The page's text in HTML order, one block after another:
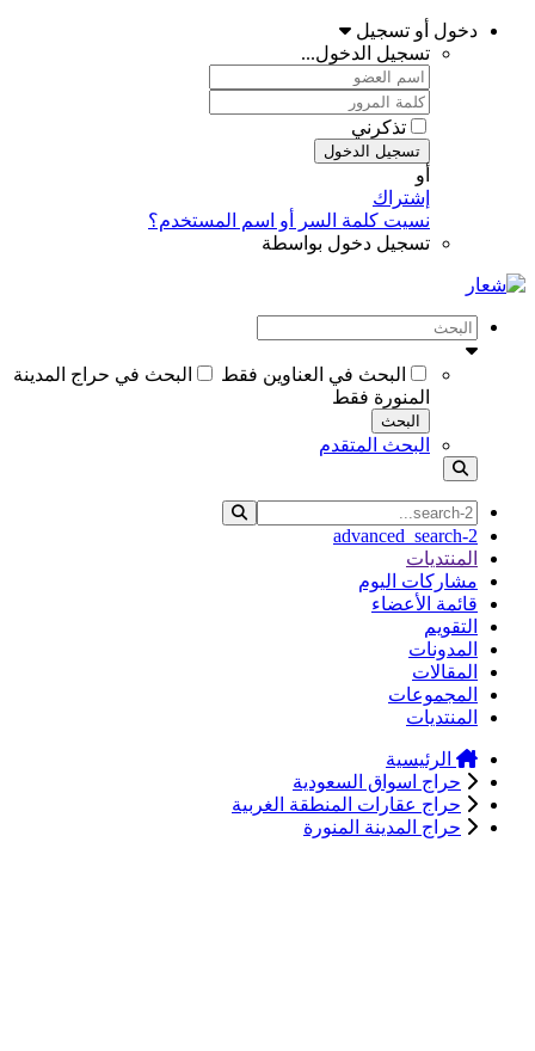
دخول أو تسجيل
تسجيل الدخول...
تذكرني
تسجيل الدخول
أو
إشتراك
نسيت كلمة السر أو اسم المستخدم؟
تسجيل دخول بواسطة
البحث في العناوين فقط
البحث في حراج المدينة
المنورة فقط
البحث
البحث المتقدم
advanced_search-2
المنتديات
مشاركات اليوم
قائمة الأعضاء
التقويم
المدونات
المقالات
المجموعات
المنتديات
الرئيسية
حراج اسواق السعودية
حراج عقارات المنطقة الغربية
حراج المدينة المنورة